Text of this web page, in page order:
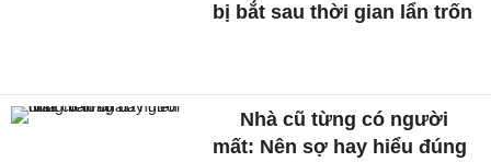
bị bắt sau thời gian lẩn trốn
Nhà cũ từng có người
mất: Nên sợ hay hiểu đúng